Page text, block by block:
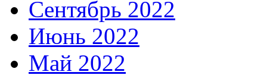
Сентябрь 2022
Июнь 2022
Май 2022